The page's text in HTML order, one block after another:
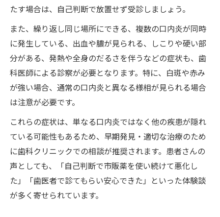
たす場合は、自己判断で放置せず受診しましょう。
また、繰り返し同じ場所にできる、複数の口内炎が同時
に発生している、出血や膿が見られる、しこりや硬い部
分がある、発熱や全身のだるさを伴うなどの症状も、歯
科医師による診察が必要となります。特に、白斑や赤み
が強い場合、通常の口内炎と異なる様相が見られる場合
は注意が必要です。
これらの症状は、単なる口内炎ではなく他の疾患が隠れ
ている可能性もあるため、早期発見・適切な治療のため
に歯科クリニックでの相談が推奨されます。患者さんの
声としても、「自己判断で市販薬を使い続けて悪化し
た」「歯医者で診てもらい安心できた」といった体験談
が多く寄せられています。